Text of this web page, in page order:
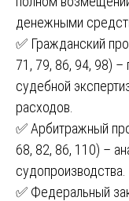
денежными
✅ Гражданский
71, 79, 86, 94, 98) –
судебной
расходов.
✅ Арбитражный
68, 82, 86, 110) –
судопроизводства.
✅ Федеральный